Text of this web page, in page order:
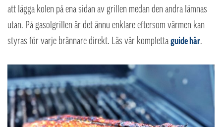
att lägga kolen på ena sidan av grillen medan den andra lämnas
utan. På gasolgrillen är det ännu enklare eftersom värmen kan
styras för varje brännare direkt. Läs vår komplettaguide här.